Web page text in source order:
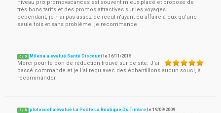
niveau prix promovacances est souvent mieux placé et propose de
très bons tarifs et des promos attractives sur les voyages..
cependant, je n'ai pas assez de recul n'ayant eu affaire à eux qu'une
seule fois et sans problème. je recommande.
5 / 5 Milena a évalué Santé Discount le16/11/2015
Merci pour le bon de réduction trouvé sur ce site. J'ai
passé commande et je l'ai reçu avec des échantillons aucun souci, à
recommander
5 / 5 plutocool a évalué La Poste La Boutique Du Timbre le19/09/2009